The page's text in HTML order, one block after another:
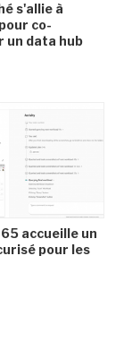
s'allie à
co-
un data hub
accueille un
pour les